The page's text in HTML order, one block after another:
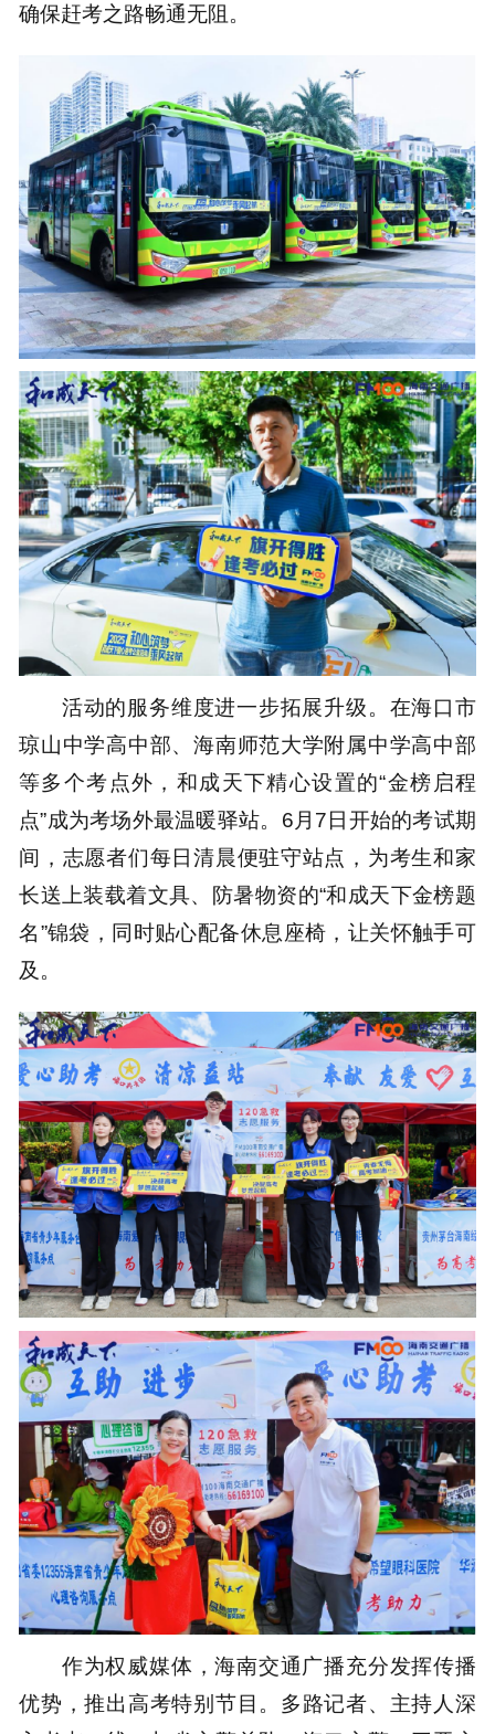
确保赶考之路畅通无阻。
活动的服务维度进一步拓展升级。在海口市
琼山中学高中部、海南师范大学附属中学高中部
等多个考点外，和成天下精心设置的“金榜启程
点”成为考场外最温暖驿站。6月7日开始的考试期
间，志愿者们每日清晨便驻守站点，为考生和家
长送上装载着文具、防暑物资的“和成天下金榜题
名”锦袋，同时贴心配备休息座椅，让关怀触手可
及。
作为权威媒体，海南交通广播充分发挥传播
优势，推出高考特别节目。多路记者、主持人深